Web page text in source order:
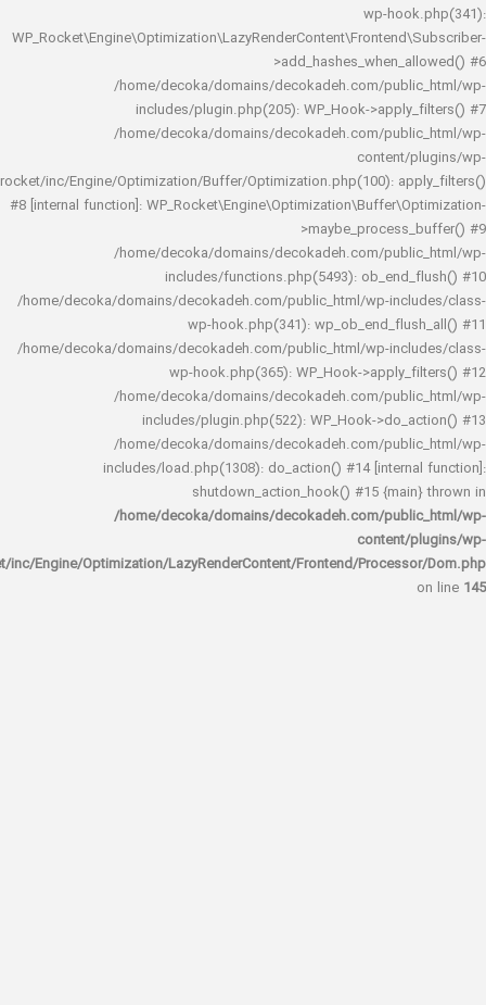
wp-
/home/decoka/domains/decokadeh.com/
includes/plugin.php(205): WP_Hook-
/home/decoka/domains/decokadeh.com/
rocket/inc/Engine/Optimization/Buffer/Optimization.php(100):
#8 [internal function]:
/home/decoka/domains/decokadeh.com/
includes/functions.php(5493):
/home/decoka/domains/decokadeh.com/public_html/wp-
wp-hook.php(341):
/home/decoka/domains/decokadeh.com/public_html/wp-
wp-hook.php(365): WP_Hook-
/home/decoka/domains/decokadeh.com/
includes/plugin.php(522): WP_Hook-
/home/decoka/domains/decokadeh.com/
includes/load.php(1308): do_action() #14
shutdown_action_hook() #15
/home/decoka/domains/decokadeh.com/
rocket/inc/Engine/Optimization/LazyRenderContent/Frontend/